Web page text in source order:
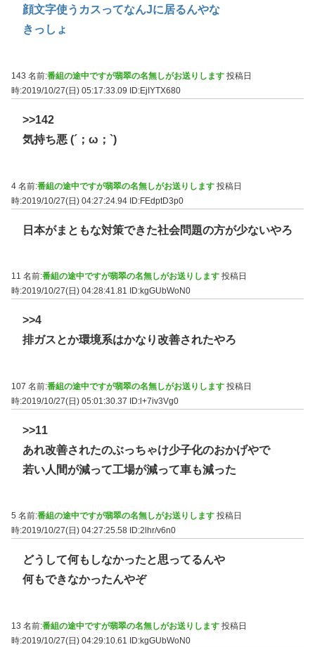
顔文字使うカスってなんJに居るんやな
きっしょ
143 名前:番組の途中ですが翡翠の名無しがお送りします 投稿日
時:2019/10/27(日) 05:17:33.09
ID:EjIYTX680
>>142
気持ち悪 (´；ω；`)
4 名前:番組の途中ですが翡翠の名無しがお送りします 投稿日
時:2019/10/27(日) 04:27:24.94 ID:FEdptD3p0
日本がまともな対策できた社会問題の方が少ないやろ
11 名前:番組の途中ですが翡翠の名無しがお送りします 投稿日
時:2019/10/27(日) 04:28:41.81
ID:kgGUbWoN0
>>4
排ガスとか環境系はかなり改善されたやろ
107 名前:番組の途中ですが翡翠の名無しがお送りします 投稿日
時:2019/10/27(日) 05:01:30.37 ID:l+7iv3Vg0
>>11
あれ改善されたのぶっちゃけ少子化のおかげやで
若い人間が減って工場が減って車も減った
5 名前:番組の途中ですが翡翠の名無しがお送りします 投稿日
時:2019/10/27(日) 04:27:25.58 ID:2lhr/v6n0
どうして何もしなかったと思ってるんや
何もできなかったんやぞ
13 名前:番組の途中ですが翡翠の名無しがお送りします 投稿日
時:2019/10/27(日) 04:29:10.61
ID:kgGUbWoN0